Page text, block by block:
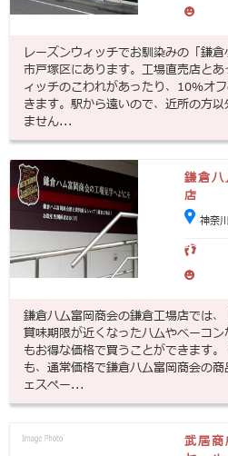
レーズンウィッチでお馴染みの「鎌
市戸塚区にあります。工場直売店と
ィッチのこわれがあったり、10％オ
きます。駅から遠いので、近所の方
ません...
鎌倉
店
神奈
鎌倉ハム富岡商会の鎌倉工場店では、
賞味期限が近くなったハムやベーコ
もお得な価格で買うことができます
も、通常価格で鎌倉ハム富岡商会の
ェスペー...
武居